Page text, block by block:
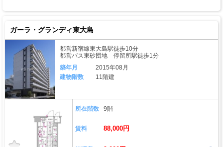
ガーラ・グランディ東大島
都営新宿線東大島駅徒歩10分
都営バス東砂団地 停留所駅徒歩1分
築年月
2015年08月
建物階数
11階建
所在階数 9階
賃料 88,000円